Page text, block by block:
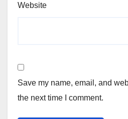
Website
Save my name, email, and
the next time I comment.